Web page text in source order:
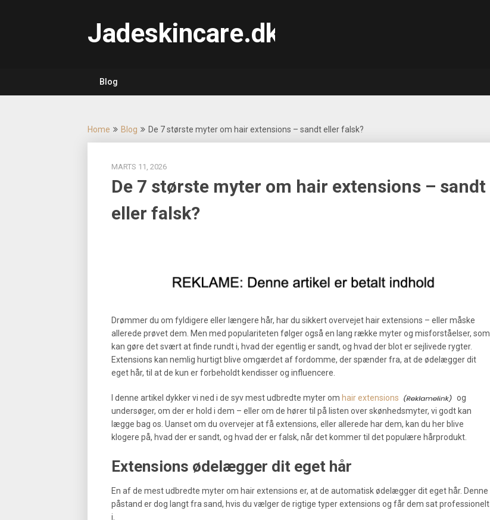
Jadeskincare.dk
Blog
Home Blog De 7 største myter om hair extensions – sandt eller falsk?
MARTS 11, 2026
De 7 største myter om hair extensions – sandt
eller falsk?
Drømmer du om fyldigere eller længere hår, har du sikkert overvejet hair extensions – eller måske
allerede prøvet dem. Men med populariteten følger også en lang række myter og misforståelser, som
kan gøre det svært at finde rundt i, hvad der egentlig er sandt, og hvad der blot er sejlivede rygter.
Extensions kan nemlig hurtigt blive omgærdet af fordomme, der spænder fra, at de ødelægger dit
eget hår, til at de kun er forbeholdt kendisser og influencere.
I denne artikel dykker vi ned i de syv mest udbredte myter om hair extensions
og
undersøger, om der er hold i dem – eller om de hører til på listen over skønhedsmyter, vi godt kan
lægge bag os. Uanset om du overvejer at få extensions, eller allerede har dem, kan du her blive
klogere på, hvad der er sandt, og hvad der er falsk, når det kommer til det populære hårprodukt.
Extensions ødelægger dit eget hår
En af de mest udbredte myter om hair extensions er, at de automatisk ødelægger dit eget hår. Denne
påstand er dog langt fra sand, hvis du vælger de rigtige typer extensions og får dem sat professionelt
i.